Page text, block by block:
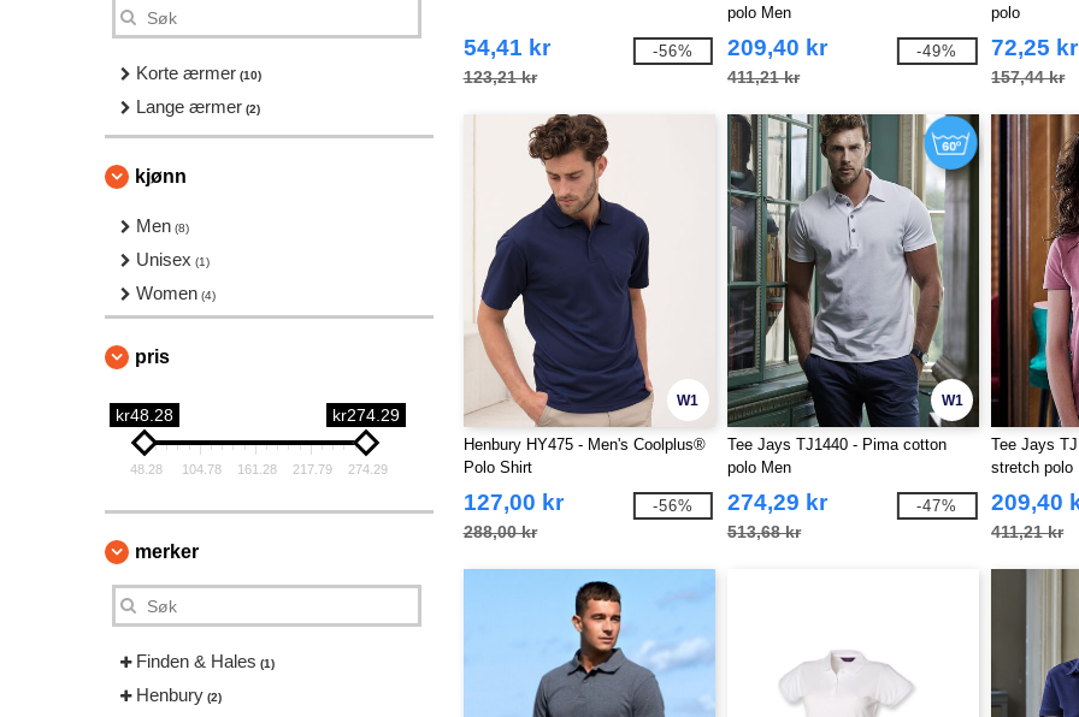
Korte ærmer (10)
Lange ærmer (2)
kjønn
Men (8)
Unisex (1)
Women (4)
pris
kr48.28 kr274.29
48.28 104.78 161.28 217.79 274.29
merker
Finden & Hales (1)
Henbury (2)
54,41 kr
123,21 kr
-56%
polo Men
209,40 kr
411,21 kr
-49%
polo
72,25 kr
157,44 kr
W1
Henbury HY475 - Men's Coolplus®
Polo Shirt
127,00 kr
288,00 kr
-56%
W1
Tee Jays TJ1440 - Pima cotton
polo Men
274,29 kr
513,68 kr
-47%
Tee Jays
stretch polo
209,40
411,21 kr